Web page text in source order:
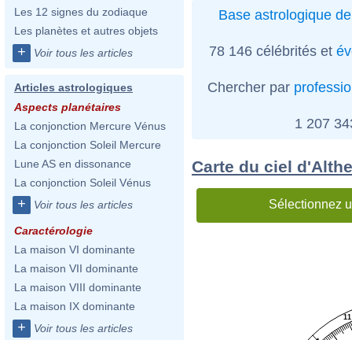
Les 12 signes du zodiaque
Les planètes et autres objets
+ Voir tous les articles
Articles astrologiques
Aspects planétaires
La conjonction Mercure Vénus
La conjonction Soleil Mercure
Lune AS en dissonance
La conjonction Soleil Vénus
+ Voir tous les articles
Caractérologie
La maison VI dominante
La maison VII dominante
La maison VIII dominante
La maison IX dominante
+ Voir tous les articles
Base astrologique
78 146 célébrités et
Chercher par
1 207
Carte du ciel
Sélectionnez
11